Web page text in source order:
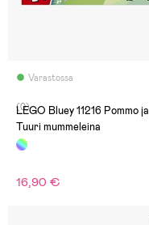
Varastossa
(0)
LEGO Bluey 11216 Pommo ja
Tuuri mummeleina
16,90 €